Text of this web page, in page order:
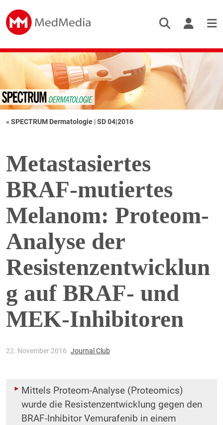
« SPECTRUM Dermatologie |SD 04|2016
Metastasiertes
BRAF-mutiertes
Melanom: Proteom-
Analyse der
Resistenzentwicklun
g auf BRAF- und
MEK-Inhibitoren
22. November 2016 Journal Club
Mittels Proteom-Analyse (Proteomics)
wurde die Resistenzentwicklung gegen den
BRAF-­Inhibitor Vemurafenib in einem